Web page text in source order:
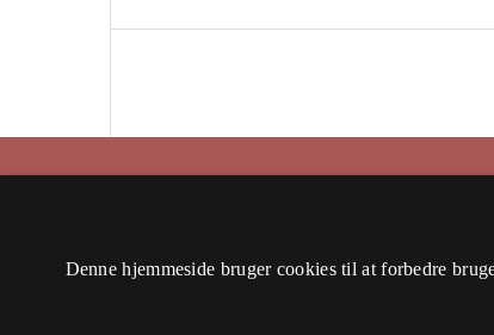
ISSN 2597-0666 (Online)
Denne hjemmeside bruger cookies til at forbedre